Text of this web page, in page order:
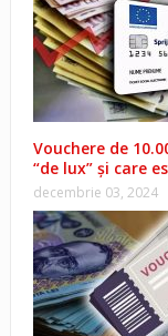
Vouchere de
“de lux” și care
decembrie 03, 2024